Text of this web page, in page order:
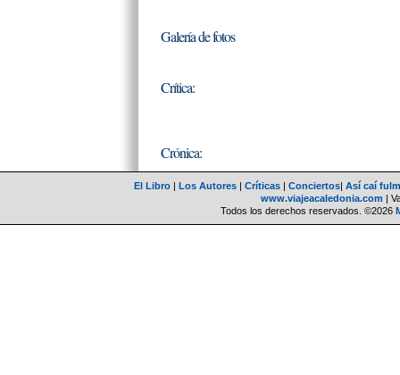
Galería de fotos
Crítica:
Crónica:
El Libro | Los Autores | Críticas | Conciertos| Así caí
www.viajeacaledonia.com |
Todos los derechos reservados. ©2026